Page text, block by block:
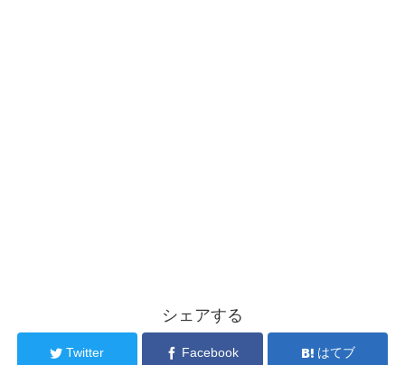
シェアする
Twitter Facebook はてブ